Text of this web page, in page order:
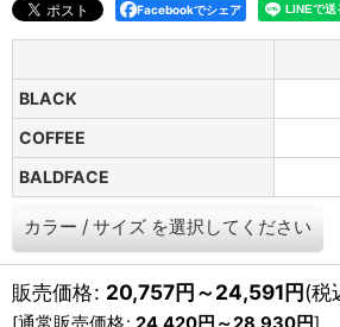
Facebookでシェア
BLACK
COFFEE
BALDFACE
カラー / サイズ を選択してください
販売価格: 20,757円～24,591円(税